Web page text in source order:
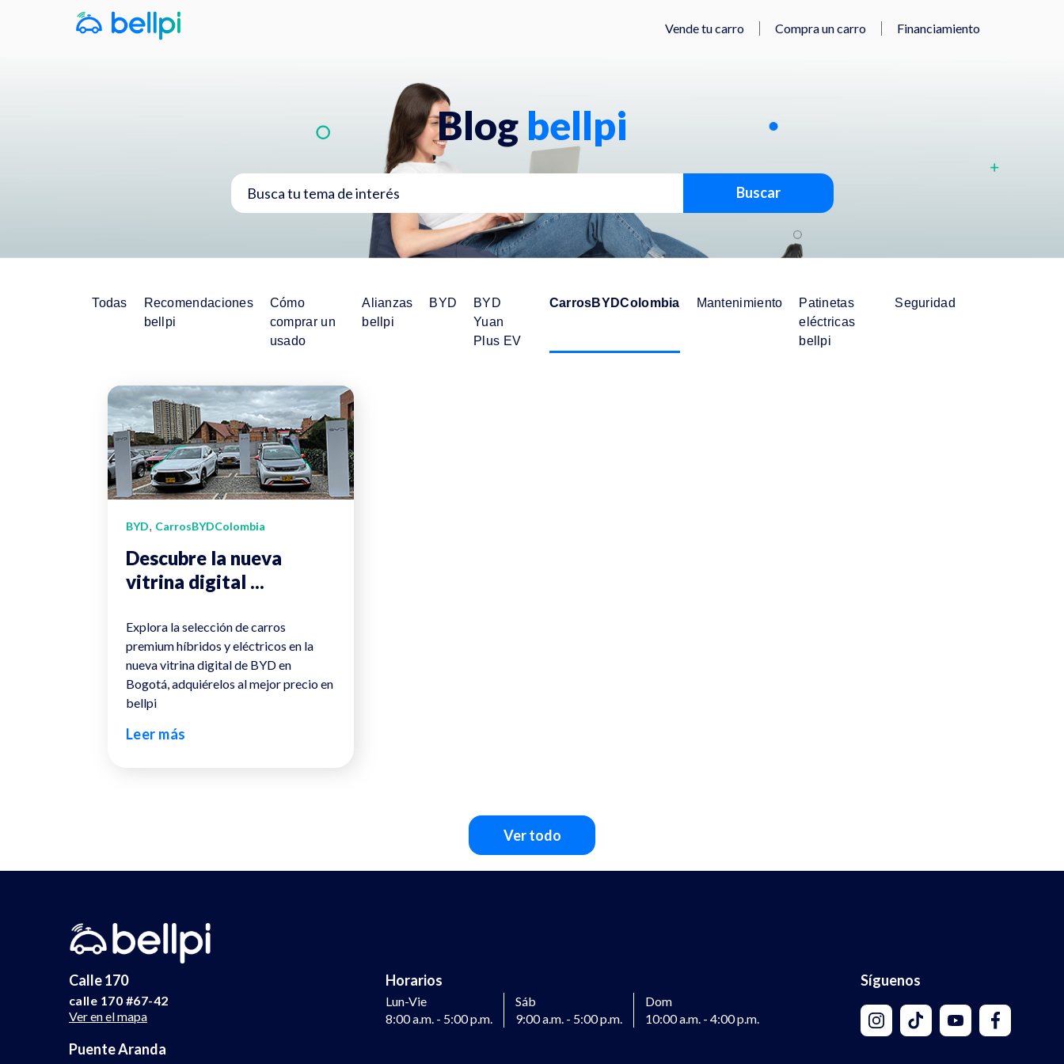
Vende tu carro Compra un carro Financiamiento
Blog bellpi
Buscar
Todas
Recomendaciones
bellpi
Cómo
comprar un
usado
Alianzas
bellpi
BYD
BYD
Yuan
Plus EV
CarrosBYDColombia Mantenimiento
Patinetas
eléctricas
bellpi
Seguridad
BYD, CarrosBYDColombia
Descubre la nueva
vitrina digital ...
Explora la selección de carros
premium híbridos y eléctricos en la
nueva vitrina digital de BYD en
Bogotá, adquiérelos al mejor precio en
bellpi
Leer más
Ver todo
Calle 170
calle 170 #67-42
Ver en el mapa
Puente Aranda
Horarios
Lun-Vie
8:00 a.m. - 5:00 p.m.
Sáb
9:00 a.m. - 5:00 p.m.
Dom
10:00 a.m. - 4:00 p.m.
Síguenos